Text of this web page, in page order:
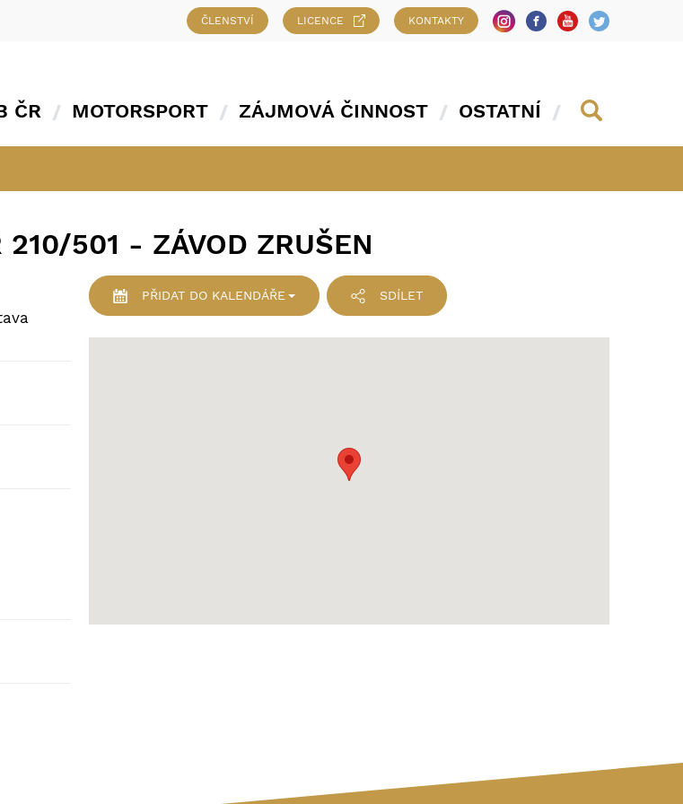
ČLENSTVÍ LICENCE KONTAKTY
ČR MOTORSPORT ZÁJMOVÁ ČINNOST OSTATNÍ
501 - ZÁVOD ZRUŠEN
PŘIDATDO KALENDÁŘE SDÍLET